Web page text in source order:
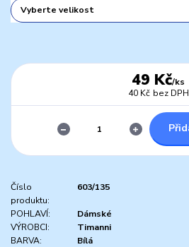
49 Kč/ks
40 Kč bez DPH
Číslo
produktu:
603/135
POHLAVÍ:
Dámské
VÝROBCI:
Timanni
BARVA:
Bílá